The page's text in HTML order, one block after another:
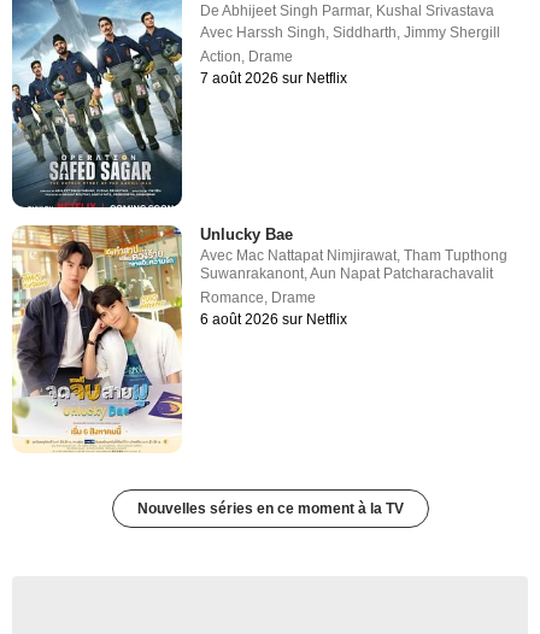
DeAbhijeet Singh Parmar, Kushal Srivastava
Avec Harssh Singh,Siddharth,Jimmy Shergill
Action, Drame
7 août 2026 sur Netflix
Unlucky Bae
Avec Mac Nattapat Nimjirawat,Tham Tupthong
Suwanrakanont,Aun Napat Patcharachavalit
Romance, Drame
6 août 2026 sur Netflix
Nouvelles séries en ce moment à la TV